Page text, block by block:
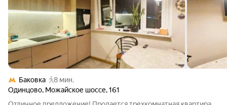
Баковка
8 мин.
Одинцово, Можайское шоссе,161